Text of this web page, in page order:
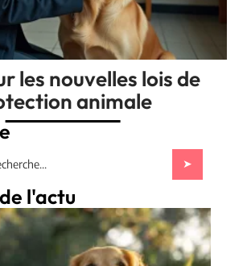
les nouvelles lois de
animale
l'actu